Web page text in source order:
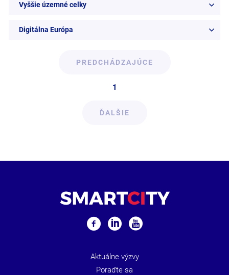
Vyššie územné celky
Digitálna Európa
PREDCHÁDZAJÚCE
1
ĎALŠIE
Aktuálne výzvy
Poraďte sa